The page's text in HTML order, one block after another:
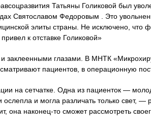
Татьяны Голиковой был
Святославом Федоровым . Это
элиты страны. Не исключено, что
к отставке Голиковой»
заклеенными глазами. В МНТК
пациентов, в операционную
на сетчатке. Одна из пациенток —
и могла различать только свет,
она наконец-то сможет рассмотреть